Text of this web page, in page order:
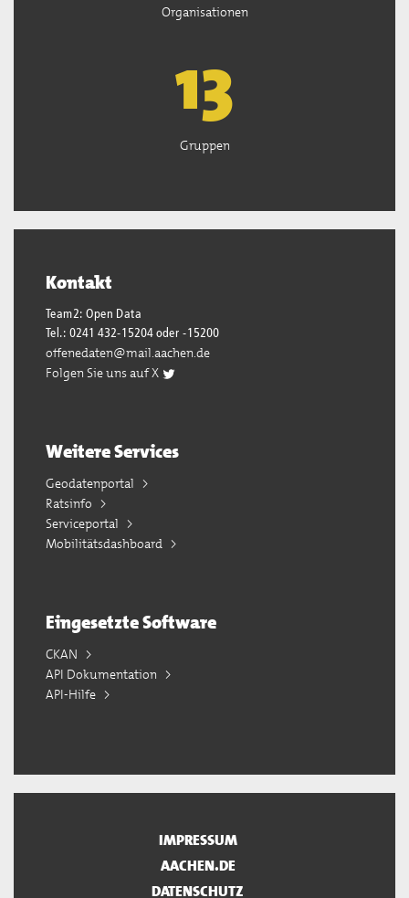
Organisationen
13
Gruppen
Kontakt
Team2: Open Data
Tel.: 0241 432-15204 oder -15200
offenedaten@mail.aachen.de
Folgen Sie uns auf X
Weitere Services
Geodatenportal
Ratsinfo
Serviceportal
Mobilitätsdashboard
Eingesetzte Software
CKAN
API Dokumentation
API-Hilfe
IMPRESSUM
AACHEN.DE
DATENSCHUTZ